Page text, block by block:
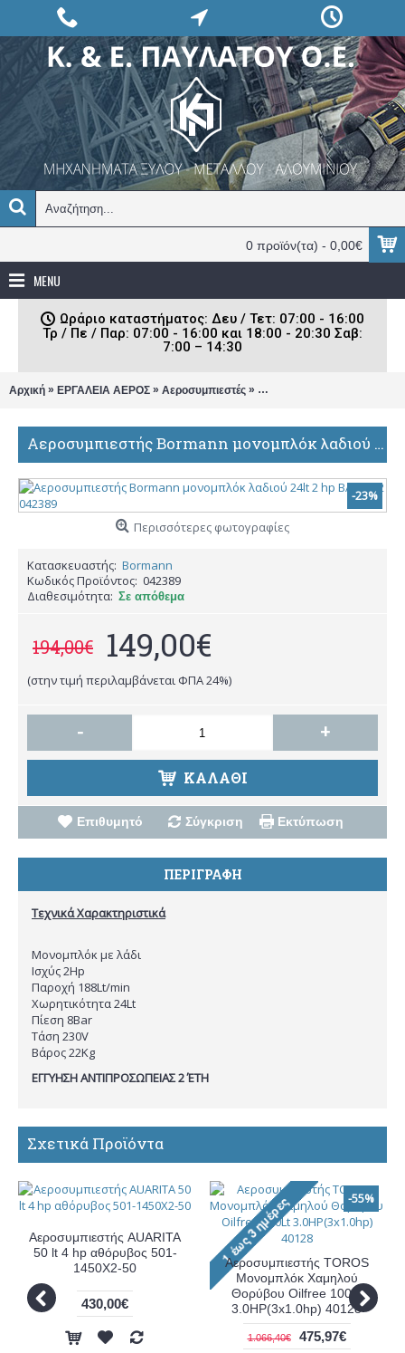
0 προϊόν(τα) - 0,00€
MENU
Ωράριο καταστήματος: Δευ / Τετ: 07:00 - 16:00
Τρ / Πε / Παρ: 07:00 - 16:00 και 18:00 - 20:30 Σαβ:
7:00 – 14:30
Αρχική » ΕΡΓΑΛΕΙΑ ΑΕΡΟΣ » Αεροσυμπιεστές » Αεροσυμπιεστές μονομπλόκ
Αεροσυμπιεστής Bormann μονομπλόκ λαδιού 24lt 2 hp BAT5002 042389
-23%
Περισσότερες φωτογραφίες
Κατασκευαστής: Bormann
Κωδικός Προϊόντος: 042389
Διαθεσιμότητα: Σε απόθεμα
194,00€ 149,00€
(στην τιμή περιλαμβάνεται ΦΠΑ 24%)
- +
ΚΑΛΆΘΙ
Επιθυμητό Σύγκριση Εκτύπωση
ΠΕΡΙΓΡΑΦΉ
Τεχνικά Χαρακτηριστικά
Mονομπλόκ με λάδι
Ισχύς 2Hp
Παροχή 188Lt/min
Χωρητικότητα 24Lt
Πίεση 8Bar
Τάση 230V
Βάρος 22Kg
ΕΓΓΥΗΣΗ ΑΝΤΙΠΡΟΣΩΠΕΙΑΣ 2 ΈΤΗ
Σχετικά Προϊόντα
Αεροσυμπιεστής AUARITA
50 lt 4 hp αθόρυβος 501-
1450X2-50
430,00€
-55%
Αεροσυμπιεστής TOROS
Μονομπλόκ Χαμηλού
Θορύβου Oilfree 100Lt
3.0HP(3x1.0hp) 40128
1.066,40€ 475,97€